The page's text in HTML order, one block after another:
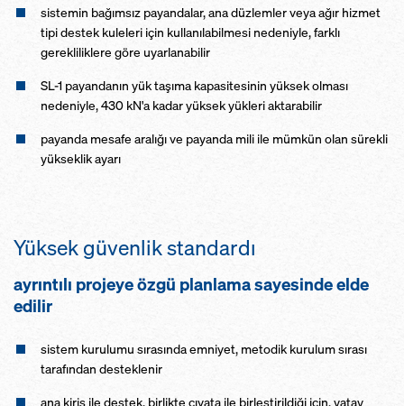
sistemin bağımsız payandalar, ana düzlemler veya ağır hizmet
tipi destek kuleleri için kullanılabilmesi nedeniyle, farklı
gerekliliklere göre uyarlanabilir
SL-1 payandanın yük taşıma kapasitesinin yüksek olması
nedeniyle, 430 kN'a kadar yüksek yükleri aktarabilir
payanda mesafe aralığı ve payanda mili ile mümkün olan sürekli
yükseklik ayarı
Yüksek güvenlik standardı
ayrıntılı projeye özgü planlama sayesinde elde
edilir
sistem kurulumu sırasında emniyet, metodik kurulum sırası
tarafından desteklenir
ana kiriş ile destek, birlikte cıvata ile birleştirildiği için, yatay